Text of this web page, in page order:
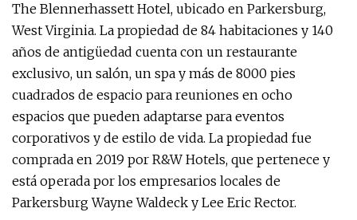
The Blennerhassett Hotel, ubicado en Parkersburg,
West Virginia. La propiedad de 84 habitaciones y 140
años de antigüedad cuenta con un restaurante
exclusivo, un salón, un spa y más de 8000 pies
cuadrados de espacio para reuniones en ocho
espacios que pueden adaptarse para eventos
corporativos y de estilo de vida. La propiedad fue
comprada en 2019 por R&W Hotels, que pertenece y
está operada por los empresarios locales de
Parkersburg Wayne Waldeck y Lee Eric Rector.